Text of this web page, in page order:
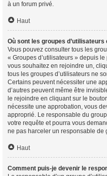
à un forum privé.
Haut
Où sont les groupes
Vous pouvez consulter tous les
« Groupes d’utilisateurs » depuis
vous souhaitez en rejoindre un,
tous les groupes d’utilisateurs ne
Certains peuvent nécessiter une
d’autres peuvent même être
le rejoindre en cliquant sur le
nécessite une approbation, vous
approprié. Le responsable du
votre requête et pourra vous
ne pas harceler un responsable de
Haut
Comment puis-je devenir le